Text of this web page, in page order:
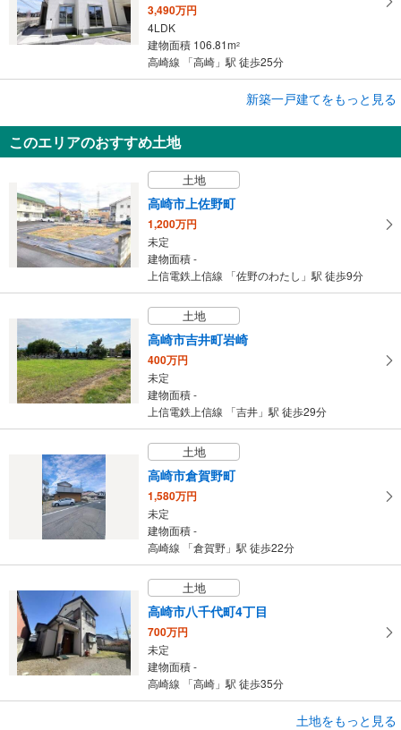
3,490万円
4LDK
建物面積 106.81m2
高崎線 「高崎」駅 徒歩25分
高崎市石原町
建物面積 100.6m2
上信電鉄上信線 「南高崎」駅 徒歩24分
新築一戸建てをもっと見る
このエリアのおすすめ土地
土地
高崎市上佐野町
1,200万円
未定
建物面積 -
上信電鉄上信線 「佐野のわたし」駅 徒歩9分
土地
高崎市吉井町岩崎
400万円
未定
建物面積 -
上信電鉄上信線 「吉井」駅 徒歩29分
土地
高崎市倉賀野町
1,580万円
未定
建物面積 -
高崎線 「倉賀野」駅 徒歩22分
土地
高崎市八千代町4丁目
700万円
未定
建物面積 -
高崎線 「高崎」駅 徒歩35分
土地をもっと見る